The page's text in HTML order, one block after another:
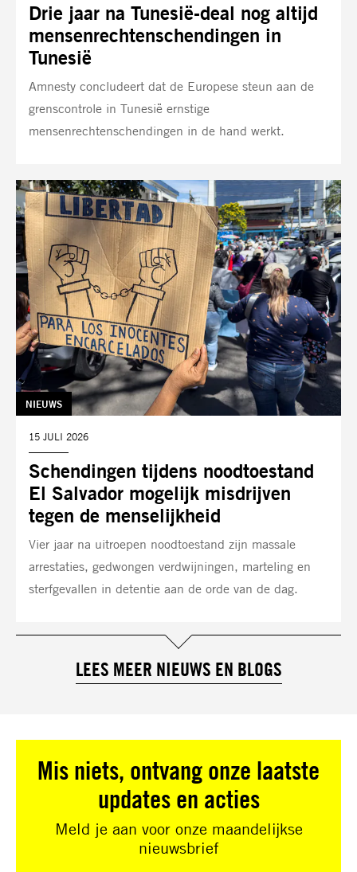
Drie jaar na Tunesië-deal nog altijd
mensenrechtenschendingen in
Tunesië
Amnesty concludeert dat de Europese steun aan de
grenscontrole in Tunesië ernstige
mensenrechtenschendingen in de hand werkt.
Schendingen tijdens noodtoestand
El Salvador mogelijk misdrijven
tegen de menselijkheid
TAG:
NIEUWS
DATUM:
15 JULI 2026
Vier jaar na uitroepen noodtoestand zijn massale
arrestaties, gedwongen verdwijningen, marteling en
sterfgevallen in detentie aan de orde van de dag.
LEES MEER NIEUWS EN BLOGS
Mis niets, ontvang onze laatste
updates en acties
Meld je aan voor onze maandelijkse
nieuwsbrief